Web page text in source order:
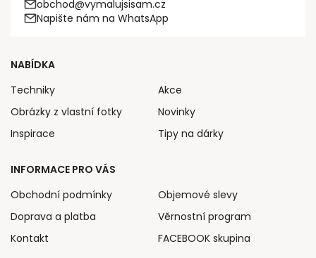
obchod@vymalujsisam.cz
Napište nám na WhatsApp
NABÍDKA
Techniky
Obrázky z vlastní fotky
Inspirace
Akce
Novinky
Tipy na dárky
INFORMACE PRO VÁS
Obchodní podmínky
Doprava a platba
Kontakt
Objemové slevy
Věrnostní program
FACEBOOK skupina